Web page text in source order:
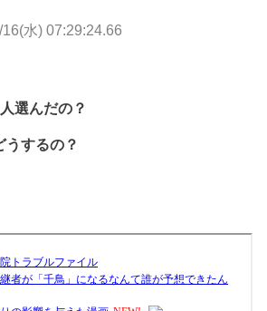
水) 07:29:24.66
選んだの？
うするの？